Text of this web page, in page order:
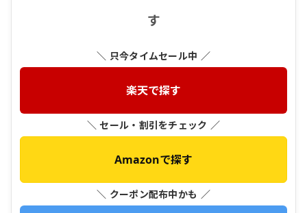
す
＼ 只今タイムセール中 ／
楽天で探す
＼ セール・割引をチェック ／
Amazonで探す
＼ クーポン配布中かも ／